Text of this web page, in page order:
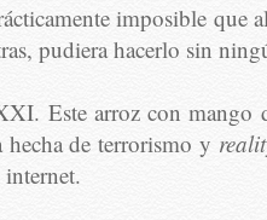
imposible que
pudiera hacerlo sin
Este arroz con mango
de terrorismo y